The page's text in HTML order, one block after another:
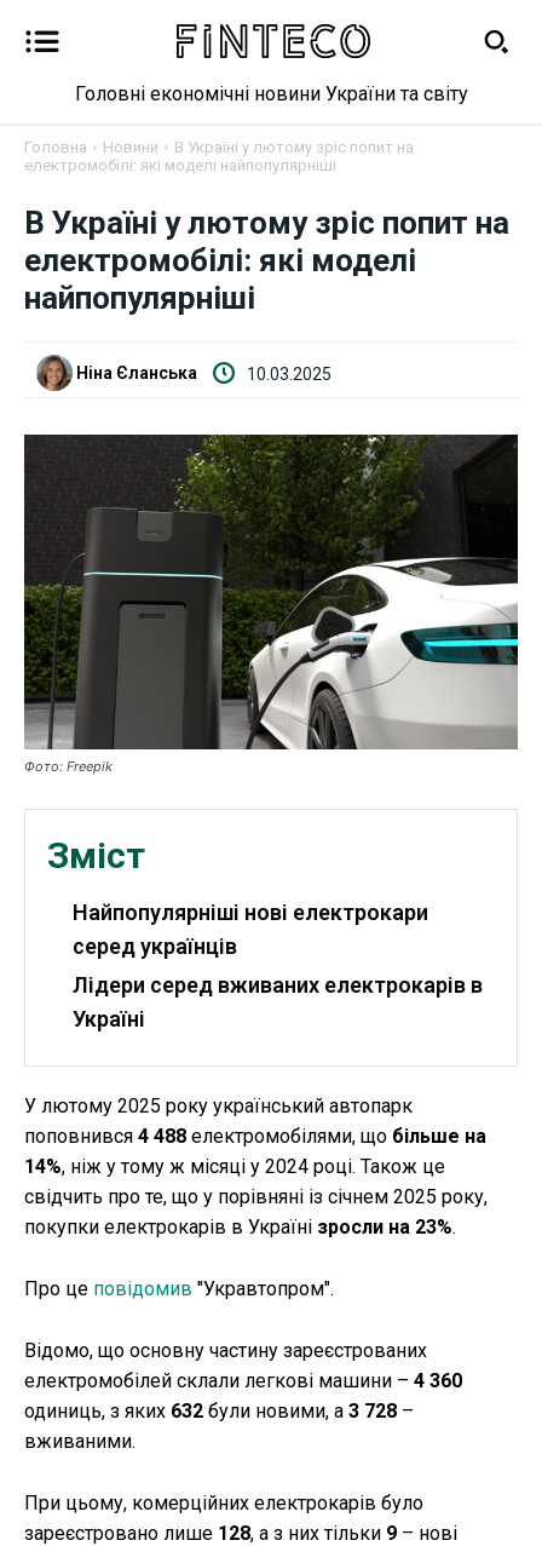
Новини
Бізнес
Криптовалюта
Робота і освіта
Публікації
ФОП
Курс валют
Ми в соц. мережах
Головні економічні новини України та світу
Головна Новини
В Україні у лютому зріс попит на
електромобілі: які моделі найпопулярніші
В Україні у лютому зріс попит на
електромобілі: які моделі
найпопулярніші
Ніна Єланська 10.03.2025
Фото: Freepik
Зміст
Найпопулярніші нові електрокари
серед українців
Лідери серед вживаних електрокарів в
Україні
У лютому 2025 року український автопарк
поповнився 4 488 електромобілями, що більше на
14%, ніж у тому ж місяці у 2024 році. Також це
свідчить про те, що у порівняні із січнем 2025 року,
покупки електрокарів в Україні зросли на 23%.
Про це повідомив "Укравтопром".
Відомо, що основну частину зареєстрованих
електромобілей склали легкові машини – 4 360
одиниць, з яких 632 були новими, а 3 728 –
вживаними.
При цьому, комерційних електрокарів було
зареєстровано лише 128, а з них тільки 9 – нові